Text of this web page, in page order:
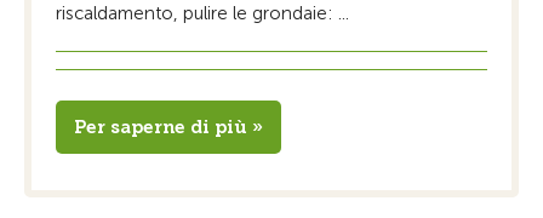
riscaldamento, pulire le grondaie: ...
Per saperne di più »